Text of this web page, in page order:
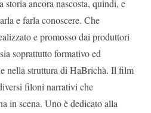
ancora nascosta, quindi, e
e farla conoscere. Che
e promosso dai produttori
soprattutto formativo ed
nella struttura di HaBrichà. Il film
filoni narrativi che
in scena. Uno è dedicato alla